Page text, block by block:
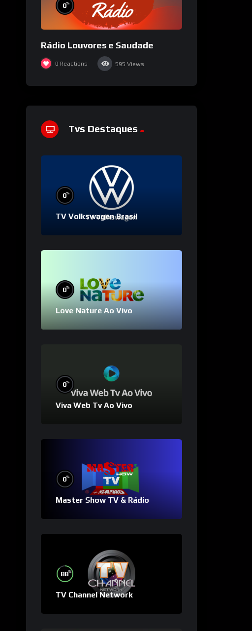
0%
Rádio Louvores e Saudade
0 Reactions 595 Views
Tvs Destaques
0%
TV Volkswagen Brasil
0%
Love Nature Ao Vivo
0%
Viva Web Tv Ao Vivo
0%
Master Show TV & Rádio
88%
TV Channel Network